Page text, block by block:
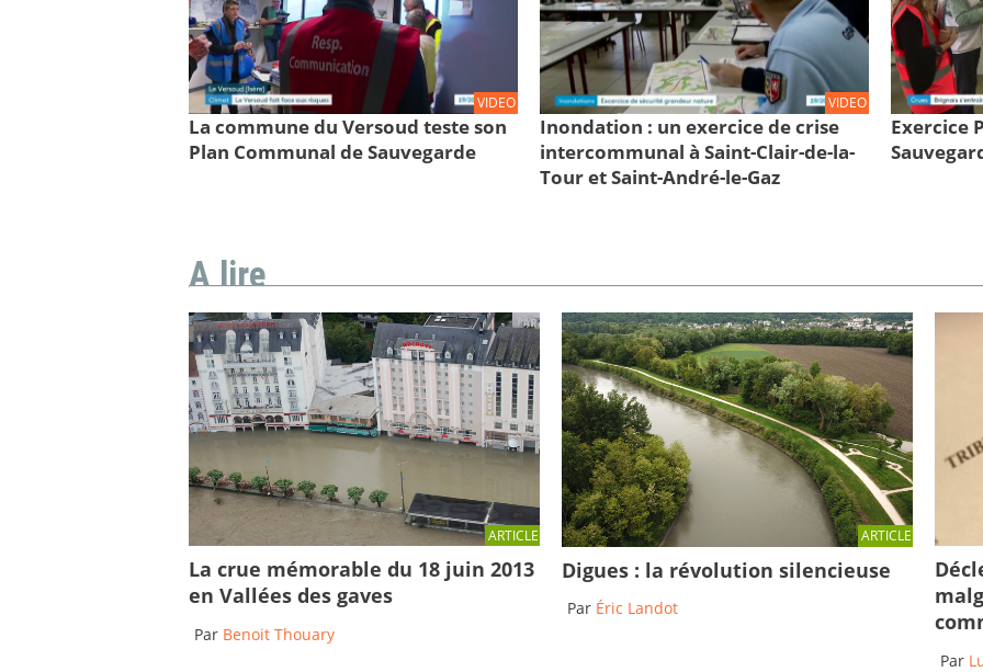
VIDEO
La commune du Versoud teste son
Plan Communal de Sauvegarde
VIDEO
Inondation : un exercice de crise
intercommunal à Saint-Clair-de-la-
Tour et Saint-André-le-Gaz
Exercice
A lire
ARTICLE
La crue mémorable du 18 juin 2013
en Vallées des gaves
Par Benoit Thouary
ARTICLE
Digues : la révolution silencieuse
Par Éric Landot
Par